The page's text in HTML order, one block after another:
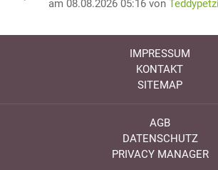
am 08.08.2026 05:16 von Teddypetzi
IMPRESSUM
KONTAKT
SITEMAP
AGB
DATENSCHUTZ
PRIVACY MANAGER